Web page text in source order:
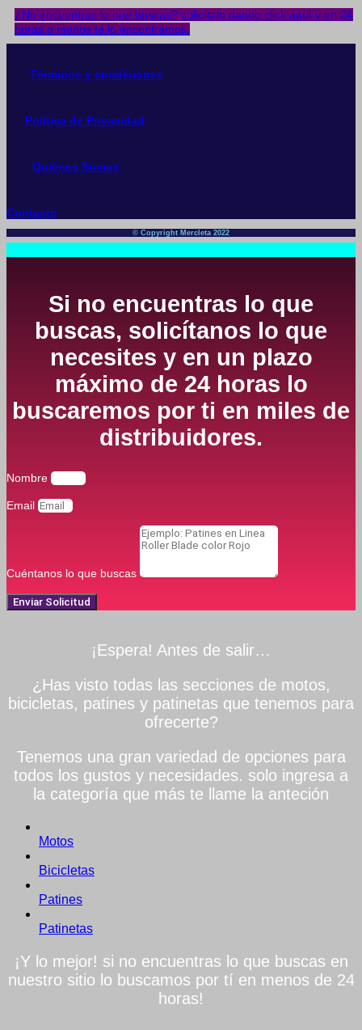
¿No encuentras lo que buscas? solicítalo dando click aquí y en 24
horas o menos te lo encontramos.
Términos y condiciones
Política de Privacidad
Quiénes Somos
Contacto
© Copyright Mercleta 2022
Si no encuentras lo que
buscas, solicítanos lo que
necesites y en un plazo
máximo de 24 horas lo
buscaremos por ti en miles de
distribuidores.
Nombre
Email
Cuéntanos lo que buscas
Enviar Solicitud
¡Espera! Antes de salir…
¿Has visto todas las secciones de motos,
bicicletas, patines y patinetas que tenemos para
ofrecerte?
Tenemos una gran variedad de opciones para
todos los gustos y necesidades. solo ingresa a
la categoría que más te llame la anteción
Motos
Bicicletas
Patines
Patinetas
¡Y lo mejor! si no encuentras lo que buscas en
nuestro sitio lo buscamos por tí en menos de 24
horas!